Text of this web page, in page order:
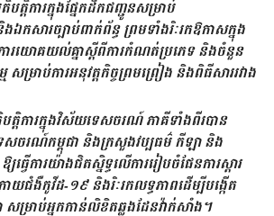
ត្តិការក្នុងផ្នែកដឹកជញ្ជូនសម្រាប់
សារច្បាប់ពាក់ព័ន្ធ ព្រមទាំងរិៈរកឱកាសក្នុង
ារយោគយល់គ្នាស្តីពីការកំណត់ប្រភេទ និងចំនួន
សម្រាប់ការអនុវត្តកិច្ចព្រមព្រៀង និងពិធីសាររវាង
ត្តិការក្នុងវិស័យទេសចរណ៍ ភាគីទាំងពីរបាន
ចរណ៍កម្ពុជា និងក្រសួងវប្បធម៌ កីឡា និង
ើការយ៉ាងជិតស្និទ្ធលើការរៀបចំផែនការស្តារ
ជំងឺកូវីដ-១៩ និងរិៈរកលទ្ធភាពដើម្បីបង្កើត
សម្រាប់អ្នកកាន់លិខិតឆ្លងដែនវ៉ាក់សាំង។